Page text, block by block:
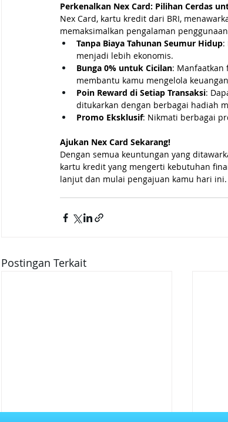
Perkenalkan Nex Card: Pilihan Cerdas
Nex Card, kartu kredit dari BRI,
memaksimalkan pengalaman
Tanpa Biaya Tahunan Seumur Hidup:
menjadi lebih ekonomis.
Bunga 0% untuk Cicilan: Manfaatkan
membantu kamu mengelola
Poin Reward di Setiap Transaksi:
ditukarkan dengan berbagai hadiah
Promo Eksklusif: Nikmati berbagai
Ajukan Nex Card Sekarang!
Dengan semua keuntungan yang
kartu kredit yang mengerti kebutuhan
lanjut dan mulai pengajuan kamu hari ini.
Postingan Terkait